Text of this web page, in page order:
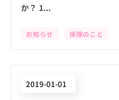
か？ 1...
お知らせ 保険のこと
2019-01-01